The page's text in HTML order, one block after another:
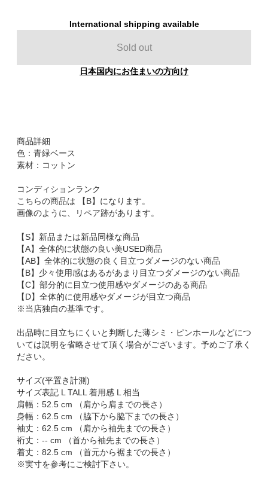
International shipping available
Sold out
日本国内にお住まいの方向け
商品詳細
色：青緑ベース
素材：コットン
コンディションランク
こちらの商品は 【B】になります。
画像のように、リペア跡があります。
【S】新品または新品同様な商品
【A】全体的に状態の良い美USED商品
【AB】全体的に状態の良く目立つダメージのない商品
【B】少々使用感はあるがあまり目立つダメージのない商品
【C】部分的に目立つ使用感やダメージのある商品
【D】全体的に使用感やダメージが目立つ商品
※当店独自の基準です。
出品時に目立ちにくいと判断した薄シミ・ピンホールなどにつ
いては説明を省略させて頂く場合がございます。予めご了承く
ださい。
サイズ(平置き計測)
サイズ表記 L TALL 着用感 L 相当
肩幅：52.5 cm （肩から肩までの長さ）
身幅：62.5 cm （脇下から脇下までの長さ）
袖丈：62.5 cm （肩から袖先までの長さ）
裄丈：-- cm （首から袖先までの長さ）
着丈：82.5 cm （首元から裾までの長さ）
※実寸を参考にご検討下さい。